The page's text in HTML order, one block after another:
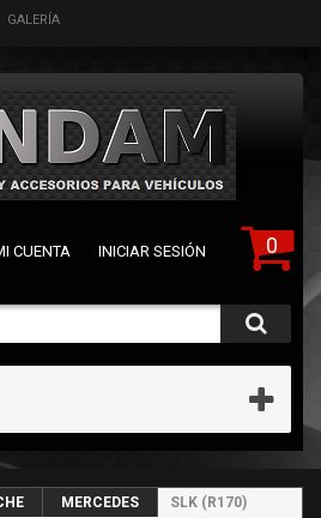
GALERÍA
0
CUENTA INICIAR SESIÓN
MERCEDES
SLK (R170)